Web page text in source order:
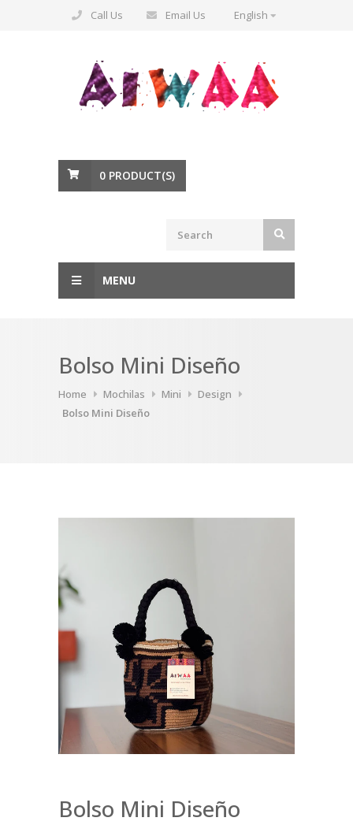
Call Us Email Us English
0 PRODUCT(S)
MENU
Bolso Mini Diseño
Home Mochilas Mini
Design
Bolso Mini Diseño
Bolso Mini Diseño